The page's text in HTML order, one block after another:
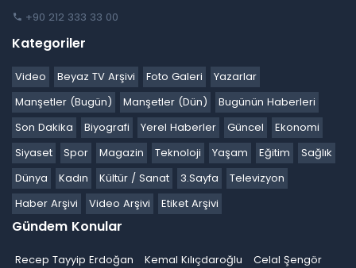
+90 212 333 33 00
Kategoriler
Video Beyaz TV Arşivi Foto Galeri
Yazarlar
Manşetler (Bugün)
Manşetler (Dün)
Bugünün Haberleri
Son Dakika
Biyografi Yerel Haberler Güncel
Ekonomi
Siyaset
Spor Magazin Teknoloji Yaşam Eğitim
Sağlık
Dünya
Kadın Kültür / Sanat 3.Sayfa
Televizyon
Haber Arşivi
Video Arşivi Etiket Arşivi
Gündem Konular
Recep Tayyip Erdoğan Kemal Kılıçdaroğlu
Celal Şengör